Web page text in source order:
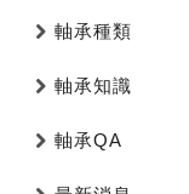
軸承種類
軸承知識
軸承QA